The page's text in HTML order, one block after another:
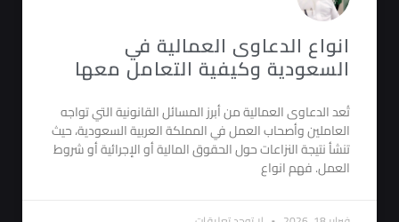
انواع الدعاوى العمالية في
السعودية وكيفية التعامل معها
تُعد الدعاوى العمالية من أبرز المسائل القانونية التي تواجه
العاملين وأصحاب العمل في المملكة العربية السعودية، حيث
تنشأ نتيجة النزاعات حول الحقوق المالية أو الإجرائية أو شروط
العمل. فهم انواع